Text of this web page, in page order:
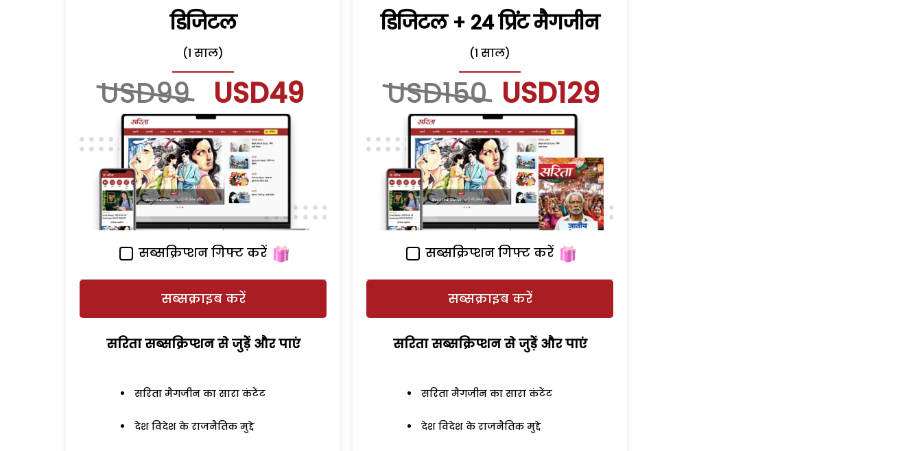
डिजिटल
(1 साल)
USD99 USD49
सब्सक्रिप्शन गिफ्ट करें
सब्सक्राइब करें
सरिता सब्सक्रिप्शन से जुड़ेें और पाएं
सरिता मैगजीन का सारा कंटेंट
देश विदेश के राजनैतिक मुद्दे
डिजिटल + 24 प्रिंट मैगजीन
(1 साल)
USD150 USD129
सब्सक्रिप्शन गिफ्ट करें
सब्सक्राइब करें
सरिता सब्सक्रिप्शन से जुड़ेें और पाएं
सरिता मैगजीन का सारा कंटेंट
देश विदेश के राजनैतिक मुद्दे